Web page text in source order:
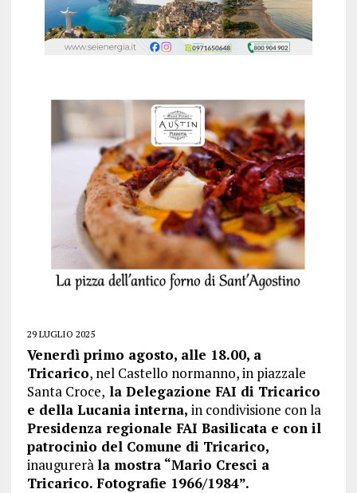
29 LUGLIO 2025
Venerdì primo agosto, alle 18.00, a
Tricarico, nel Castello normanno, in piazzale
Santa Croce, la Delegazione FAI di Tricarico
e della Lucania interna, in condivisione con la
Presidenza regionale FAI Basilicata e con il
patrocinio del Comune di Tricarico,
inaugureràla mostra “Mario Cresci a
Tricarico. Fotografie 1966/1984”.